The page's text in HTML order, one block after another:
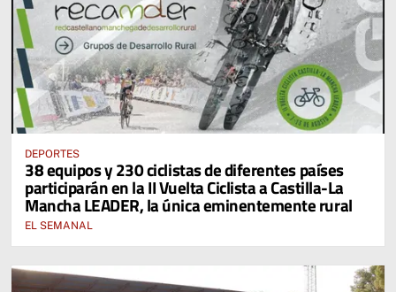
DEPORTES
38 equipos y 230 ciclistas de diferentes países
participarán en la II Vuelta Ciclista a Castilla-La
Mancha LEADER, la única eminentemente rural
EL SEMANAL